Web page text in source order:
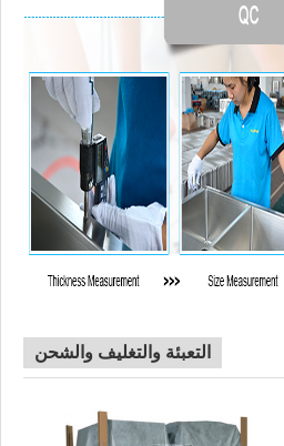
التعبئة والتغليف والشحن